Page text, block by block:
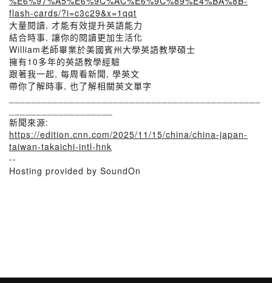
flash-cards/?i=c3c29&x=1qqt
大量閱讀, 才能有效提升英語能力
結合時事, 讓你的閱讀更加生活化
William老師畢業於美國賓州大學英語教學碩士
擁有10多年的英語教學經驗
跟著我一起, 每周看新聞, 學英文
帶你了解時事, 也了解相關英文單字
新聞來源:
https://edition.cnn.com/2025/11/15/china/china-japan-
taiwan-takaichi-intl-hnk
--
Hosting provided by SoundOn